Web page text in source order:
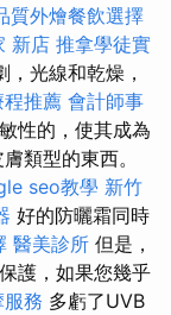
質外燴餐飲選擇
新店 推拿學徒實
，光線和乾燥，
推薦 會計師事
性的，使其成為
類型的東西。
seo教學 新竹
好的防曬霜同時
醫美診所 但是，
護，如果您幾乎
務 多虧了UVB